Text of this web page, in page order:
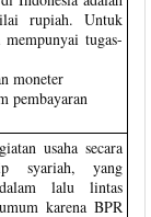
rupiah. Untuk
tugas-
moneter
pembayaran
usaha secara
syariah, yang
lalu lintas
karena BPR